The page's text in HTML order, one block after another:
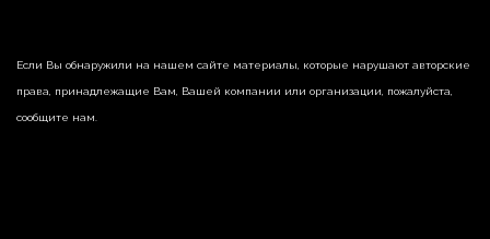
Если Вы обнаружили на нашем сайте материалы, которые нарушают авторские
права, принадлежащие Вам, Вашей компании или организации, пожалуйста,
сообщите нам.